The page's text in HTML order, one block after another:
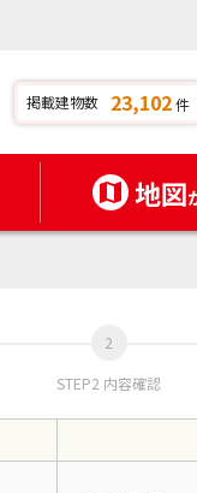
掲載建物数 23,102件
地図
STEP2 内容確認